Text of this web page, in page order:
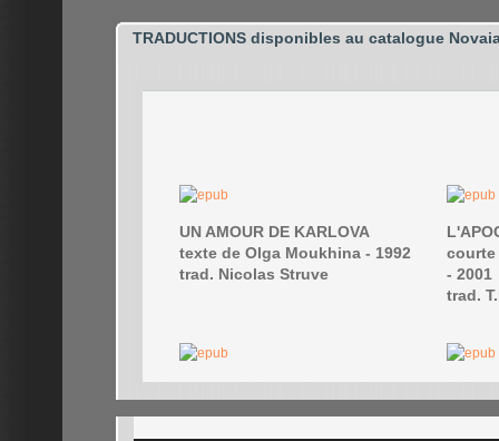
TRADUCTIONS disponibles au catalogue